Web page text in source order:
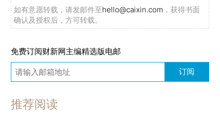
如有意愿转载，请发邮件至hello@caixin.com ，获得书面
确认及授权后，方可转载。
免费订阅财新网主编精选版电邮
订阅
推荐阅读